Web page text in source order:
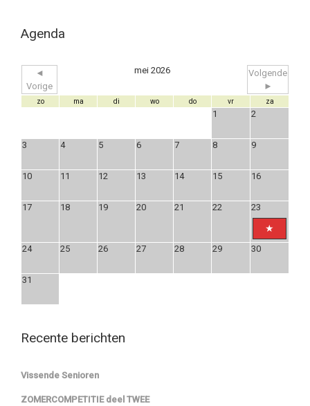
Agenda
◄
Vorige
mei 2026
Volgende
►
zo ma di wo do vr za
1 2
3 4 5 6 7 8 9
10 11 12 13 14 15 16
17 18 19 20 21 22 23
24 25 26 27 28 29 30
31
Recente berichten
Vissende Senioren
ZOMERCOMPETITIE deel TWEE